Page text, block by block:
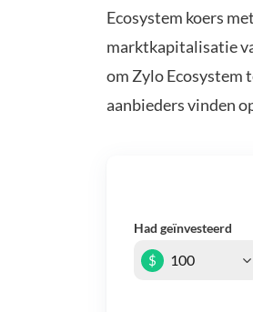
Ecosystem koers met
marktkapitalisatie
om Zylo Ecosystem
aanbieders vinden
Had geïnvesteerd
$